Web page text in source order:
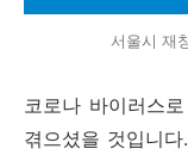
서울시 재
코로나 바이러스
겪으셨을 것입니